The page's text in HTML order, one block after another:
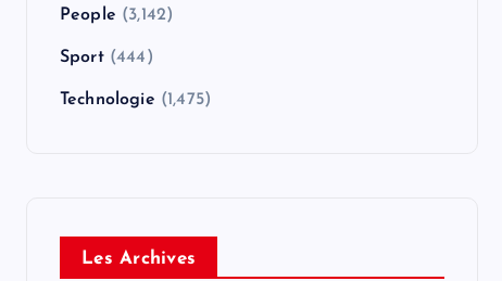
People (3,142)
Sport(444)
Technologie (1,475)
Les Archives